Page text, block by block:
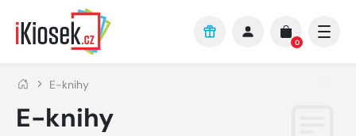
Přejít na hlavní obsah
0
E-knihy
E-knihy